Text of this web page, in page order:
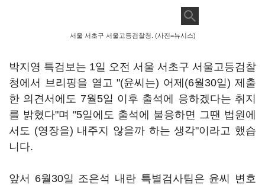
서울 서초구 서울고등검찰청. (사진=뉴시스)
박지영 특검보는 1일 오전 서울 서초구 서울고등검찰
청에서 브리핑을 열고 "(윤씨는) 어제(6월30일) 제출
한 의견서에도 7월5일 이후 출석에 응하겠다는 취지
를 밝혔다"며 "5일에도 출석에 불응하면 그땐 법원에
서도 (영장을) 내주지 않을까 하는 생각"이라고 했습
니다.
앞서 6월30일 조은석 내란 특별검사팀은 윤씨 변호